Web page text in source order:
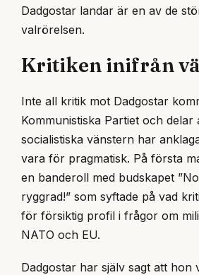
Dadgostar landar är en av de
valrörelsen.
Kritiken inifrån
Inte all kritik mot Dadgostar
Kommunistiska Partiet och delar
socialistiska vänstern har
vara för pragmatisk. På första
en banderoll med budskapet
ryggrad!” som syftade på vad
för försiktig profil i frågor om
NATO och EU.
Dadgostar har själv sagt att hon